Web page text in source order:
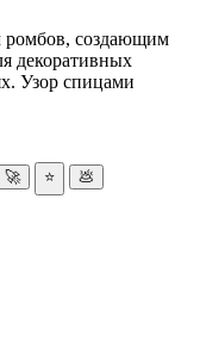
ромбов, создающим
декоративных
Узор спицами
🚀 ⭐ 💩